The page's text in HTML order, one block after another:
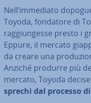
Nell’immediato
Toyoda, fondatore di
rag­giun­ges­se presto i
Eppure, il mercato
da creare una
Anziché produrre più
mercato, Toyoda
sprechi dal processo